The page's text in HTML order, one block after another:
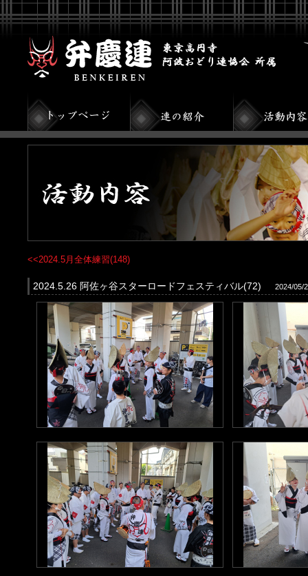
<<2024.5月全体練習(148)
2024.5.26 阿佐ヶ谷スターロードフェスティバル(72) 2024/05/